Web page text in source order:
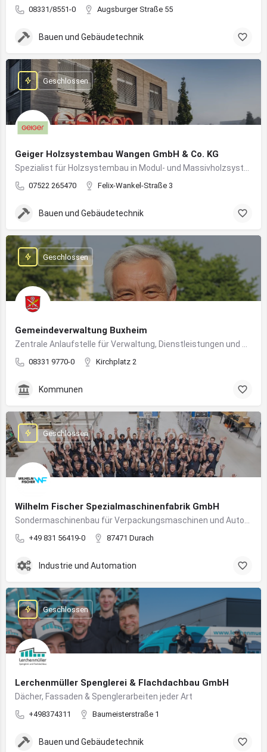
08331/8551-0 Augsburger Straße 55
Bauen und Gebäudetechnik
Geiger Holzsystembau Wangen GmbH & Co. KG
07522 265470 Felix-Wankel-Straße 3
Geschlossen
Bauen und Gebäudetechnik
Gemeindeverwaltung Buxheim
08331 9770-0 Kirchplatz 2
Geschlossen
Kommunen
Wilhelm Fischer Spezialmaschinenfabrik GmbH
+49 831 56419-0 87471 Durach
Geschlossen
Industrie und Automation
Lerchenmüller Spenglerei & Flachdachbau GmbH
Dächer, Fassaden & Spenglerarbeiten jeder Art
+498374311 Baumeisterstraße 1
Geschlossen
Bauen und Gebäudetechnik